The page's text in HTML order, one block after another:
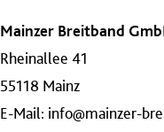
Mainzer Breitband
Rheinallee 41
55118 Mainz
E-Mail: info@mainzer-